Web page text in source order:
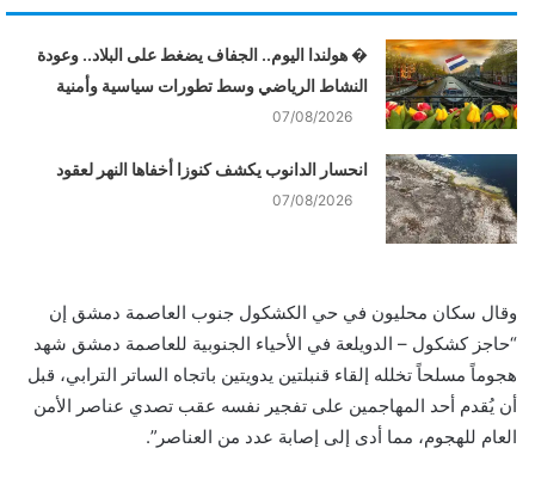
� هولندا اليوم.. الجفاف يضغط على البلاد.. وعودة
النشاط الرياضي وسط تطورات سياسية وأمنية
07/08/2026
انحسار الدانوب يكشف كنوزا أخفاها النهر لعقود
07/08/2026
وقال سكان محليون في حي الكشكول جنوب العاصمة دمشق إن
“حاجز كشكول – الدويلعة في الأحياء الجنوبية للعاصمة دمشق شهد
هجوماً مسلحاً تخلله إلقاء قنبلتين يدويتين باتجاه الساتر الترابي، قبل
أن يُقدم أحد المهاجمين على تفجير نفسه عقب تصدي عناصر الأمن
العام للهجوم، مما أدى إلى إصابة عدد من العناصر”.